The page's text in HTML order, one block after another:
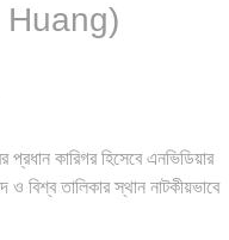
Huang)
কারিগর হিসেবে এনভিডিয়ার
বিশ্ব তালিকার স্থান নাটকীয়ভাবে